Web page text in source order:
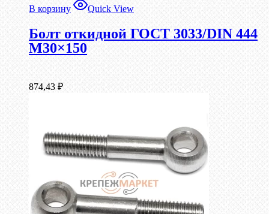
В корзину Quick View
Болт откидной ГОСТ 3033/DIN 444
М30×150
874,43 ₽